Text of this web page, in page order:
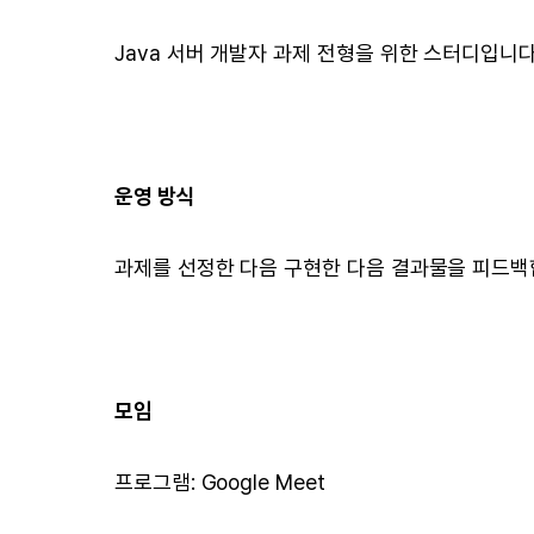
Java 서버 개발자 과제 전형을 위한 스터디입니
운영 방식
과제를 선정한 다음 구현한 다음 결과물을 피드백
모임
프로그램: Google Meet